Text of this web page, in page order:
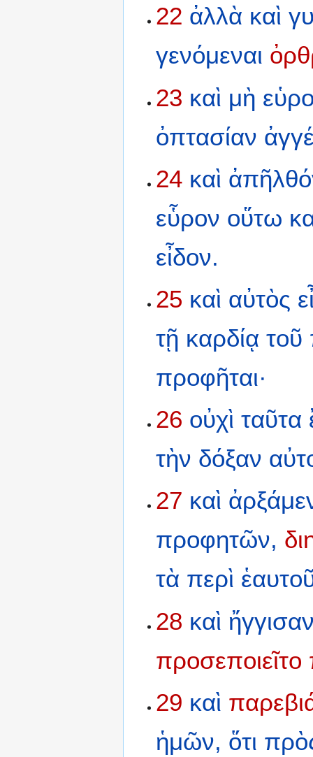
22 ἀλλὰ καὶ
γενόμεναι
23 καὶ μὴ
ὀπτασίαν
24 καὶ
εὗρον οὕτω
εἶδον.
25 καὶ αὐτὸς
τῇ καρδίᾳ τοῦ
προφῆται·
26 οὐχὶ ταῦτα
τὴν δόξαν
27 καὶ
προφητῶν,
τὰ περὶ
28 καὶ
προσεποιεῖτο
29 καὶ
ἡμῶν, ὅτι